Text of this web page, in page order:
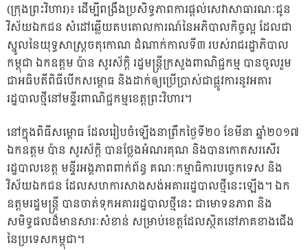
(ក្រុងព្រះវិហារ)៖ ដើម្បីពង្រឹងប្រសិទ្ធភាពការផ្តល់សេវាសាធារណៈជូន
វិស័យឯកជន សំដៅឆ្លើយតបគោលការណ៍នៃអភិបាលកិច្ចល្អ ដែលជា
ស្នូលនៃយុទ្ធសាស្ត្រចតុកោណ ដំណាក់កាលទី៣ របស់រាជរដ្ឋាភិបាល
កម្ពុជា ឯកឧត្តម ប៉ាន សូរស័ក្តិ រដ្ឋមន្ត្រីក្រសួងពាណិជ្ជកម្ម បានចូលរួម
ជាអធិបតីពិធីបើកសម្ពោធ និងដាក់ឲ្យប្រើប្រាស់ជាផ្លូវការនូវអគារ
រដ្ឋបាលថ្មី​នៅមន្ទីរពាណិជ្ជកម្មខេត្តព្រះវិហារ។
នៅក្នុងពិធីសម្ពោធ ដែលរៀបចំឡើងនាព្រឹកថ្ងៃទី២០ ខែមីនា ឆ្នាំ២០១៧
ឯកឧត្តម ប៉ាន សូរស័ក្តិ បានថ្លែងអំណរគុណ និងបានកោតសរសើរ
រដ្ឋបាលខេត្ត មន្ទីរអង្គភាពពាក់ព័ន្ធ គណៈកម្មាធិការបច្ចេកទេស និង
វិស័យឯកជន ដែលសហការសាងសង់អគាររដ្ឋបាលថ្មីនេះឡើង។ ឯក
ឧត្តមរដ្ឋមន្ត្រី បានចាត់ទុកអគាររដ្ឋបាលថ្មីនេះ ជាមោទនភាព និង
សមិទ្ធផលដ៏មានសារៈសំខាន់ សម្រាប់ខេត្តដែលស្ថិតនៅភាគខាងជើង
នៃប្រទេសកម្ពុជា។